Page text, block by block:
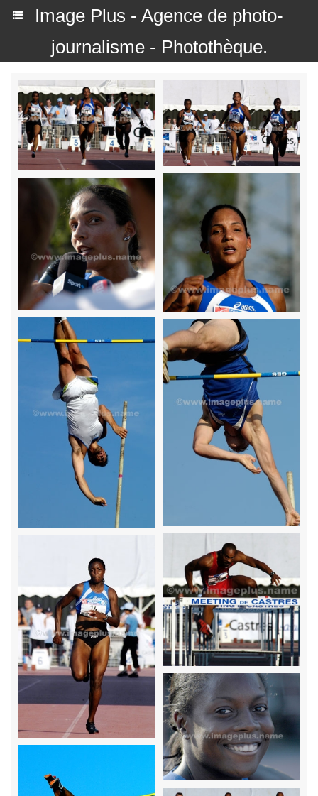
Image Plus - Agence de photo-
journalisme - Photothèque.